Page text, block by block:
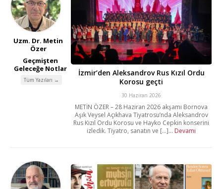
Uzm. Dr. Metin
Özer
Geçmişten
Geleceğe Notlar
Tüm Yazıları →
İzmir’den Aleksandrov Rus Kızıl Ordu
Korosu geçti
30 Haziran 2026
METİN ÖZER – 28 Haziran 2026 akşamı Bornova
Aşık Veysel Açıkhava Tiyatrosu’nda Aleksandrov
Rus Kızıl Ordu Korosu ve Hayko Cepkin konserini
izledik. Tiyatro, sanatın ve [...]... Devamı